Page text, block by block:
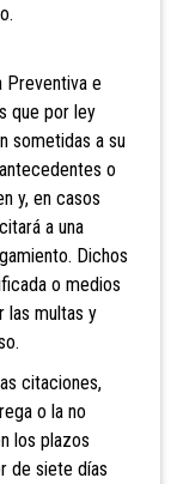
Preventiva e
que por ley
sometidas a su
o
y, en casos
a una
Dichos
o medios
las multas y
citaciones,
o la no
los plazos
de siete días